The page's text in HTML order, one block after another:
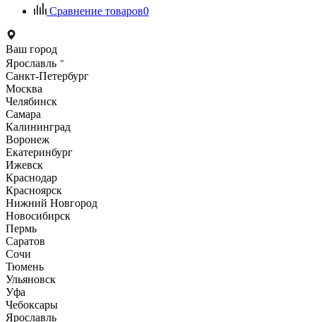
Сравнение товаров0
Ваш город
Ярославль
Санкт-Петербург
Москва
Челябинск
Самара
Калининград
Воронеж
Екатеринбург
Ижевск
Краснодар
Красноярск
Нижний Новгород
Новосибирск
Пермь
Саратов
Сочи
Тюмень
Ульяновск
Уфа
Чебоксары
Ярославль